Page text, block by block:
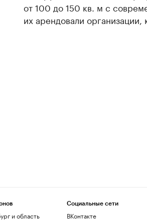
от 100 до 150 кв. м с
их арендовали
и область
Социальные сети
ВКонтакте